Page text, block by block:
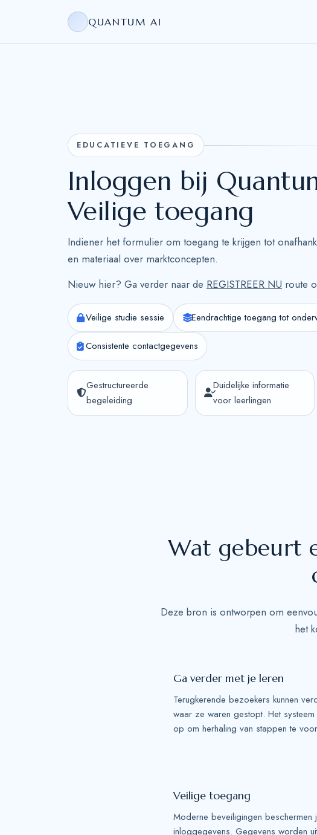
QUANTUM AI
EDUCATIEVE TOEGANG
Inloggen bij
Veilige toegang
Indiener het formulier om toegang te krijgen tot
en materiaal over marktconcepten.
Nieuw hier? Ga verder naar de REGISTREER NU route
Veilige studie sessie Eendrachtige toegang tot
Consistente contactgegevens
Gestructureerde
begeleiding
Duidelijke informatie
voor leerlingen
Wat gebeurt
Deze bron is ontworpen om
het
Ga verder met je leren
Terugkerende bezoekers kunnen
waar ze waren gestopt. Het
op om herhaling van stappen te
Veilige toegang
Moderne beveiligingen beschermen
inloggegevens. Gegevens worden